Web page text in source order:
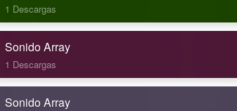
1 Descargas
Sonido Array
1 Descargas
Sonido Array